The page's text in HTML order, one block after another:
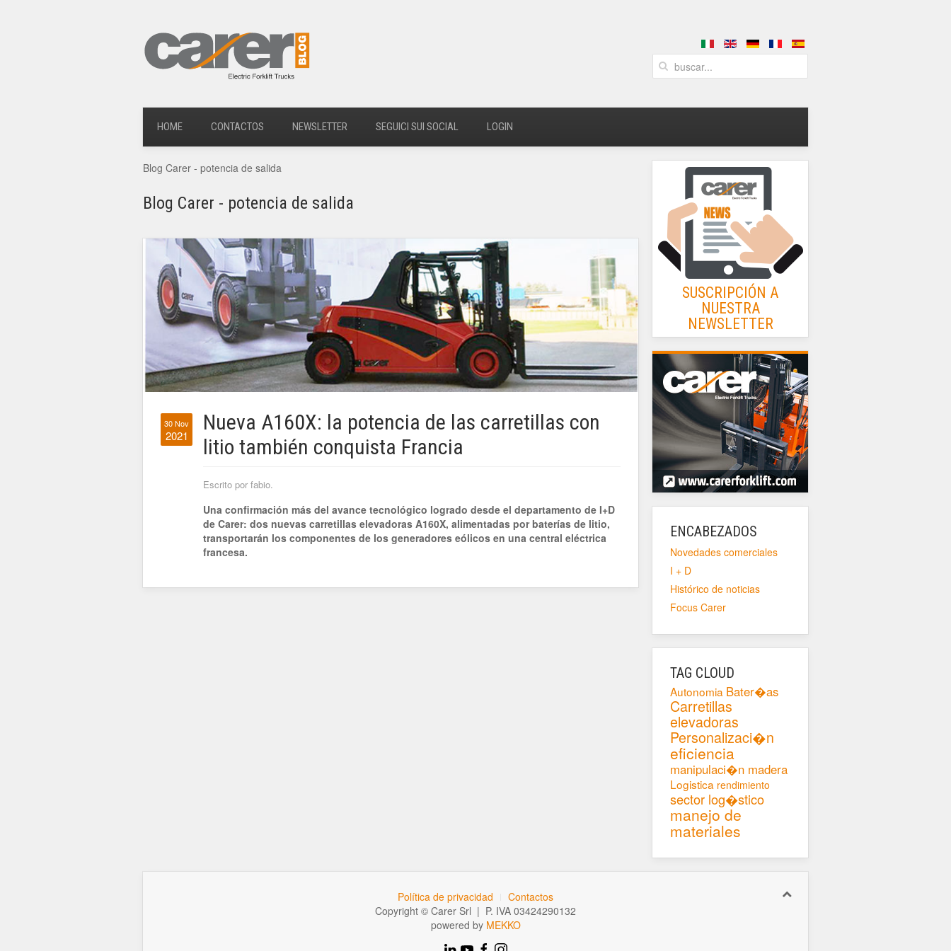
HOME CONTACTOS NEWSLETTER SEGUICI SUI SOCIAL LOGIN
Blog Carer - potencia de salida
Blog Carer - potencia de salida
30 Nov
2021
Nueva A160X: la potencia de las carretillas con
litio también conquista Francia
Escrito por fabio.
Una confirmación más del avance tecnológico logrado desde el departamento de I+D
de Carer: dos nuevas carretillas elevadoras A160X, alimentadas por baterías de litio,
transportarán los componentes de los generadores eólicos en una central eléctrica
francesa.
SUSCRIPCIÓN A
NUESTRA
NEWSLETTER
ENCABEZADOS
Novedades comerciales
I + D
Histórico de noticias
Focus Carer
TAG CLOUD
Autonomia Bater�as
Carretillas
elevadoras
Personalizaci�n
eficiencia
manipulaci�n madera
Logistica rendimiento
sector log�stico
manejo de
materiales
Política de privacidad
Contactos
Copyright © Carer Srl | P. IVA 03424290132
powered by MEKKO